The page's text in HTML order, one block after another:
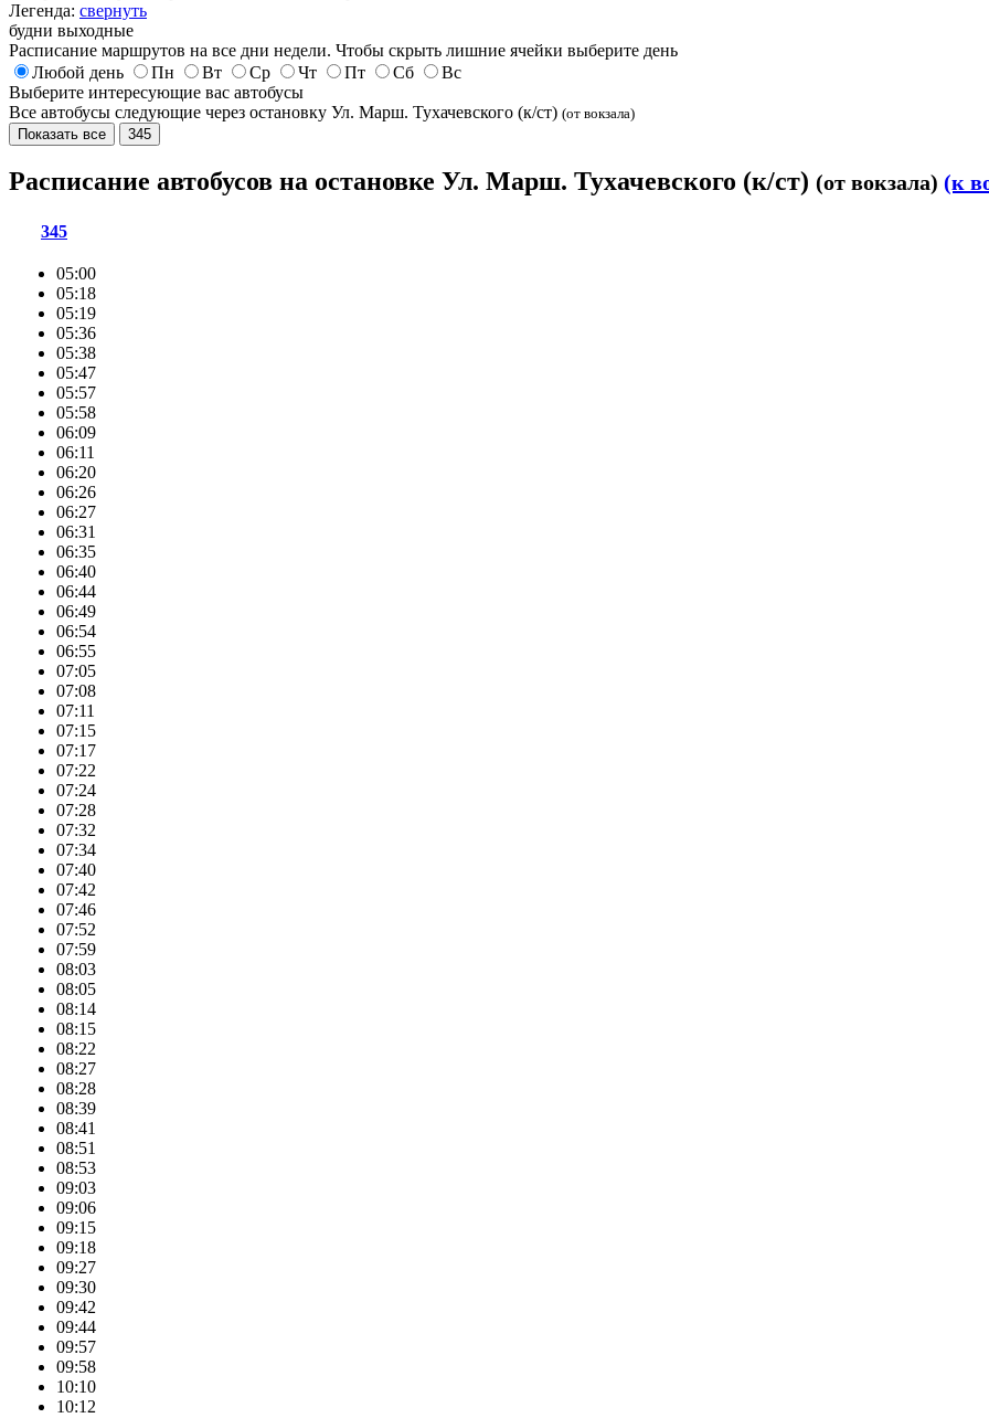
Легенда: свернуть
будни выходные
Расписание маршрутов на все дни недели. Чтобы скрыть лишние ячейки выберите день
Любой день
Пн Вт Ср Чт Пт Сб
Вс
Выберите интересующие вас автобусы
Все автобусы следующие через остановку Ул. Марш. Тухачевского (к/ст) (от вокзала)
Показать все
345
Расписание автобусов на остановке Ул. Марш. Тухачевского (к/ст) (от вокзала) (к
345
05:00
05:18
05:19
05:36
05:38
05:47
05:57
05:58
06:09
06:11
06:20
06:26
06:27
06:31
06:35
06:40
06:44
06:49
06:54
06:55
07:05
07:08
07:11
07:15
07:17
07:22
07:24
07:28
07:32
07:34
07:40
07:42
07:46
07:52
07:59
08:03
08:05
08:14
08:15
08:22
08:27
08:28
08:39
08:41
08:51
08:53
09:03
09:06
09:15
09:18
09:27
09:30
09:42
09:44
09:57
09:58
10:10
10:12